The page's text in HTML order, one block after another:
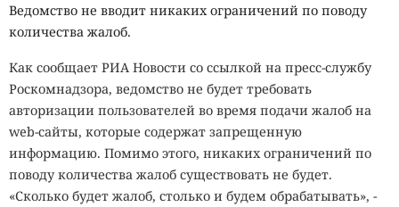
Ведомство не вводит никаких ограничений по поводу
количества жалоб.
Как сообщает РИА Новости со ссылкой на пресс-службу
Роскомнадзора, ведомство не будет требовать
авторизации пользователей во время подачи жалоб на
web-сайты, которые содержат запрещенную
информацию. Помимо этого, никаких ограничений по
поводу количества жалоб существовать не будет.
«Сколько будет жалоб, столько и будем обрабатывать», -